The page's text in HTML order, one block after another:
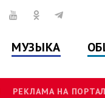
МУЗЫКА
РЕКЛАМА НА